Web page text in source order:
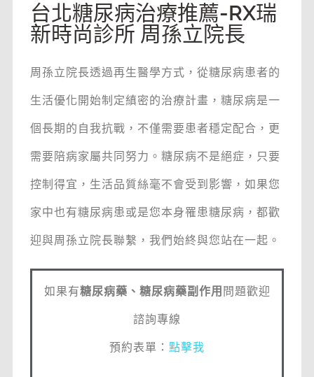
台北糖尿病治療推薦-RX瑞
新時尚診所 周孫立院長
周孫立院長透過再生醫學方式，從糖尿病患者的
生活優化開始制定縝密的治療計畫，糖尿病是一
個長期的自我抗戰，不僅需要患者穩定配合，更
需要陪病家屬共同努力。糖尿病不是絕症，只要
控制得宜，生活品質絲毫不會受到影響，如果您
家中也有糖尿病患或是您本身罹患糖尿病，都歡
迎與周孫立院長聯繫，我們始終與您站在一起。
如果有糖尿病藥、糖尿病藥副作用 問題歡迎
諮詢專線
預約表單： 點擊我